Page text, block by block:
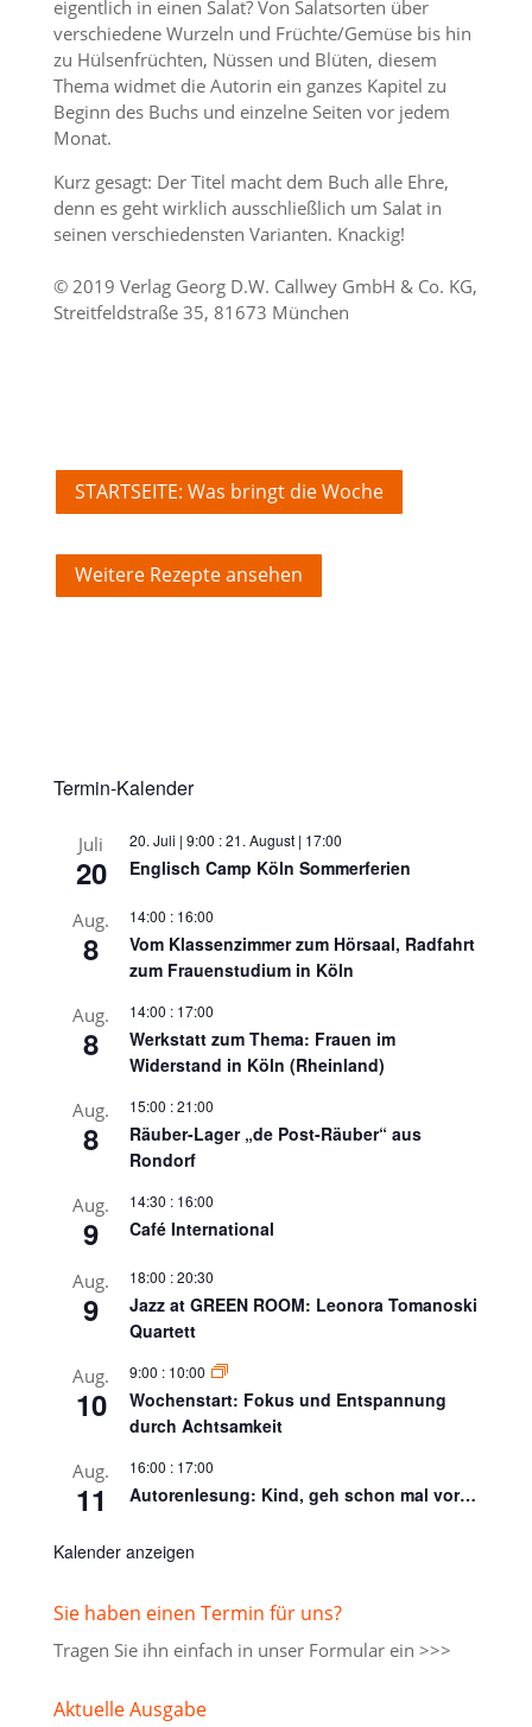
eigentlich in einen Salat? Von Salatsorten über
verschiedene Wurzeln und Früchte/Gemüse bis hin
zu Hülsenfrüchten, Nüssen und Blüten, diesem
Thema widmet die Autorin ein ganzes Kapitel zu
Beginn des Buchs und einzelne Seiten vor jedem
Monat.
Kurz gesagt: Der Titel macht dem Buch alle Ehre,
denn es geht wirklich ausschließlich um Salat in
seinen verschiedensten Varianten. Knackig!
© 2019 Verlag Georg D.W. Callwey GmbH & Co. KG,
Streitfeldstraße 35, 81673 München
STARTSEITE: Was bringt die Woche
Weitere Rezepte ansehen
Termin-Kalender
Juli
20
20. Juli | 9:00 :21. August | 17:00
Englisch Camp Köln Sommerferien
Aug.
8
14:00 : 16:00
Vom Klassenzimmer zum Hörsaal, Radfahrt
zum Frauenstudium in Köln
Aug.
8
14:00 : 17:00
Werkstatt zum Thema: Frauen im
Widerstand in Köln (Rheinland)
Aug.
8
15:00 :21:00
Räuber-Lager „de Post-Räuber“ aus
Rondorf
Aug.
9
14:30 : 16:00
Café International
Aug.
9
18:00 :20:30
Jazz at GREEN ROOM: Leonora Tomanoski
Quartett
Aug.
10
9:00 : 10:00
Wochenstart: Fokus und Entspannung
durch Achtsamkeit
Aug.
11
16:00 : 17:00
Autorenlesung: Kind, geh schon mal vor…
Kalender anzeigen
Sie haben einen Termin für uns?
Tragen Sie ihn einfach in unser Formular ein >>>
Aktuelle Ausgabe